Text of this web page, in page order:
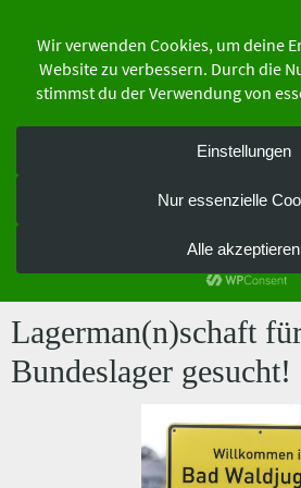
springen
der Schutzgemeinschaft
Bundesverband e.V.
Schlagwort:
Lagermannschaft
Lagerman(n)schaft
Bundeslager gesucht!